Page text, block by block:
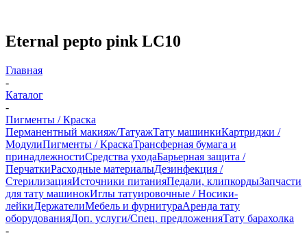
Eternal pepto pink LC10
Главная
-
Каталог
-
Пигменты / Краска
Перманентный макияж/ТатуажТату машинкиКартриджи /
МодулиПигменты / КраскаТрансферная бумага и
принадлежностиСредства уходаБарьерная защита /
ПерчаткиРасходные материалыДезинфекция /
СтерилизацияИсточники питанияПедали, клипкордыЗапчасти
для тату машинокИглы татуировочные / Носики-
лейкиДержателиМебель и фурнитураАренда тату
оборудованияДоп. услуги/Спец. предложенияТату барахолка
-